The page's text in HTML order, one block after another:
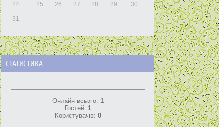
24 25 26 27 28 29 30
31
СТАТИСТИКА
Онлайн всього: 1
Гостей: 1
Користувачів: 0